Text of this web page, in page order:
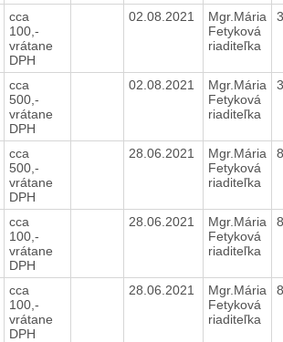
cca
100,-
vrátane
DPH
02.08.2021
Mgr.Mária
Fetyková
riaditeľka
cca
500,-
vrátane
DPH
02.08.2021
Mgr.Mária
Fetyková
riaditeľka
cca
500,-
vrátane
DPH
28.06.2021
Mgr.Mária
Fetyková
riaditeľka
cca
100,-
vrátane
DPH
28.06.2021
Mgr.Mária
Fetyková
riaditeľka
cca
100,-
vrátane
DPH
28.06.2021
Mgr.Mária
Fetyková
riaditeľka